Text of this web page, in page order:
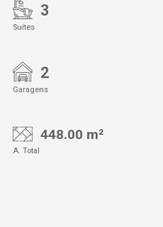
3
Suítes
2
Garagens
448.00 m²
A. Total